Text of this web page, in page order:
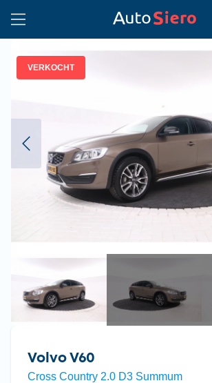
VERKOCHT
Volvo V60
Cross Country 2.0 D3 Summum